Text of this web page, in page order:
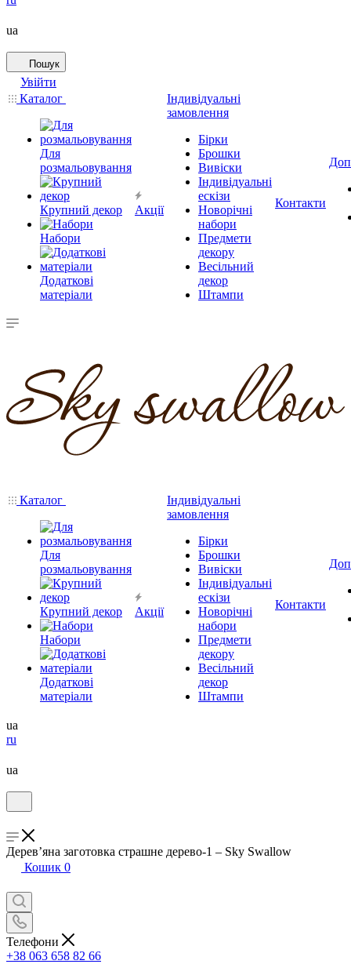
ua
Пошук
Увійти
Каталог
Для
розмальовування
Крупний декор
Набори
Додаткові
матеріали
Акції
Індивідуальні
замовлення
Бірки
Брошки
Вивіски
Індивідуальні
ескізи
Новорічні
набори
Предмети
декору
Весільний
декор
Штампи
Контакти
Каталог
Для
розмальовування
Крупний декор
Набори
Додаткові
матеріали
Акції
Індивідуальні
замовлення
Бірки
Брошки
Вивіски
Індивідуальні
ескізи
Новорічні
набори
Предмети
декору
Весільний
декор
Штампи
Контакти
ua
ru
ua
Дерев’яна заготовка страшне дерево-1 – Sky Swallow
Кошик 0
Телефони
+38 063 658 82 66